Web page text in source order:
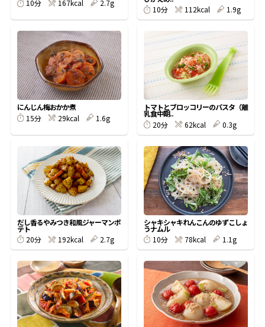
旨さ、別格。だし屋の鍋 韓福善シリーズ
サッと鍋® 楽チン鍋®
汁物レシピ
時短レシピ
おいしいレシピを商品から探す
かつお節レシピ
めんつゆレシピ
割烹白だしレシピ
レシピ特設サイト
割烹白だしレシピ特集
かつお節・だしをもっと知る
ヤマキ かつお節プラス®
かつお節・だしを楽しむ
だしコミュ
- 百年対話
- ヤマキ かつお節プラス®
採用情報
- ジョブリターン制
ヤマキお客様相談室
オンラインショップ
コミュニティサイト
Global
10分
167kcal 2.7g
10分
112kcal 1.9g
にんじん梅おかか煮
15分
29kcal 1.6g
トマトとブロッコリーのパスタ（離
乳食中期..
20分
62kcal 0.3g
だし香るやみつき和風ジャーマンポ
テト
20分
192kcal 2.7g
シャキシャキれんこんのゆずこしょ
うナムル
10分
78kcal 1.1g